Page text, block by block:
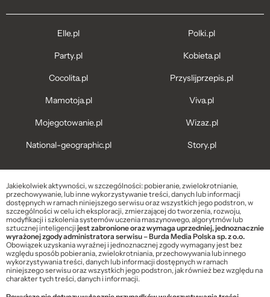
Elle.pl
Party.pl
Cocolita.pl
Mamotoja.pl
Mojegotowanie.pl
National-geographic.pl
Polki.pl
Kobieta.pl
Przyslijprzepis.pl
Viva.pl
Wizaz.pl
Story.pl
Jakiekolwiek aktywności, w szczególności: pobieranie, zwielokrotnianie,
przechowywanie, lub inne wykorzystywanie treści, danych lub informacji
dostępnych w ramach niniejszego serwisu oraz wszystkich jego podstron, w
szczególności w celu ich eksploracji, zmierzającej do tworzenia, rozwoju,
modyfikacji i szkolenia systemów uczenia maszynowego, algorytmów lub
sztucznej inteligencjijest zabronione oraz wymaga uprzedniej, jednoznacznie
wyrażonej zgody administratora serwisu – Burda Media Polska sp. z o.o.
Obowiązek uzyskania wyraźnej i jednoznacznej zgody wymagany jest bez
względu sposób pobierania, zwielokrotniania, przechowywania lub innego
wykorzystywania treści, danych lub informacji dostępnych w ramach
niniejszego serwisu oraz wszystkich jego podstron, jak również bez względu na
charakter tych treści, danych i informacji.